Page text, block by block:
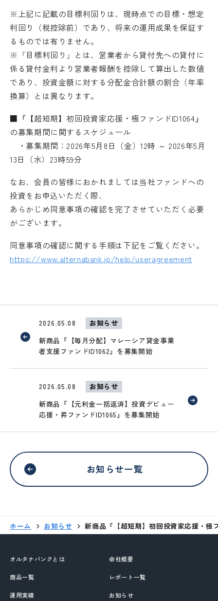
※上記に記載の目標利回りは、現時点での目標・想定
利回り（税控除前）であり、将来の運用成果を保証す
るものでは有りません。
※「目標利回り」とは、営業者から貸付先への貸付に
係る貸付金利より営業者報酬を控除して算出した数値
であり、投資金額に対する分配金合計額の割合（年率
換算）とは異なります。
■『【超短期】初回投資家応援・極ファンドID1064』
の募集期間に関するスケジュール
・募集期間：2026年5月8日（金）12時 ～ 2026年5月
13日（水）23時59分
なお、会員の皆様におかれましては当社ファンドへの
投資をお申込いただく際、
あらかじめ同意事項の確認を完了させていただく必要
がございます。
同意事項の確認に関する手順は下記をご覧ください。
https://www.alternabank.jp/help/useragreement
2026.05.08
お知らせ
新商品『【毎月分配】マレーシア貸金事業
者支援ファンドID1062』を募集開始
2026.05.08
お知らせ
新商品『【元利金一括返済】投資デビュー
応援・昇ファンドID1065』を募集開始
お知らせ一覧
ホーム お知らせ 新商品『【超短期】初回投資家応援・極
オルタナバンクとは
商品一覧
運用実績
会社概要
レポート一覧
お知らせ
外部サイトへリンクします。
これより先は、SAMURAI証券のウェ
ブサイトではありません
移動する